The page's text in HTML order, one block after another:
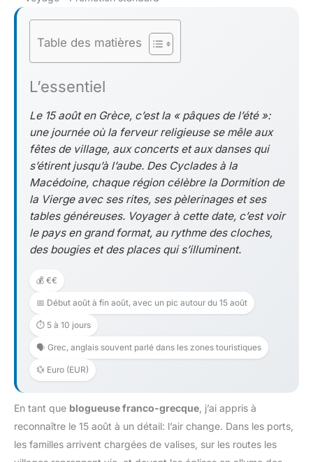
Table des matières
L’essentiel
Le 15 août en Grèce, c’est la « pâques de l’été »:
une journée où la ferveur religieuse se mêle aux
fêtes de village, aux concerts et aux danses qui
s’étirent jusqu’à l’aube. Des Cyclades à la
Macédoine, chaque région célèbre la Dormition de
la Vierge avec ses rites, ses pèlerinages et ses
tables généreuses. Voyager à cette date, c’est voir
le pays en grand format, au rythme des cloches,
des bougies et des places qui s’illuminent.
💰 €€
📅 Début août à fin août, avec un pic autour du 15 août
⏱️ 5 à 10 jours
🗣️ Grec, anglais souvent parlé dans les zones touristiques
💱 Euro (EUR)
En tant que blogueuse franco-grecque, j’ai appris à
reconnaître le 15 août à un détail: l’air change. Dans les ports,
les familles arrivent chargées de valises, sur les routes les